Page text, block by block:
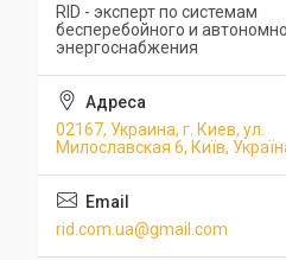
RID - эксперт по системам
бесперебойного и
энергоснабжения
02167, Украина, г. Киев, ул.
Милославская 6, Київ,
rid.com.ua@gmail.com